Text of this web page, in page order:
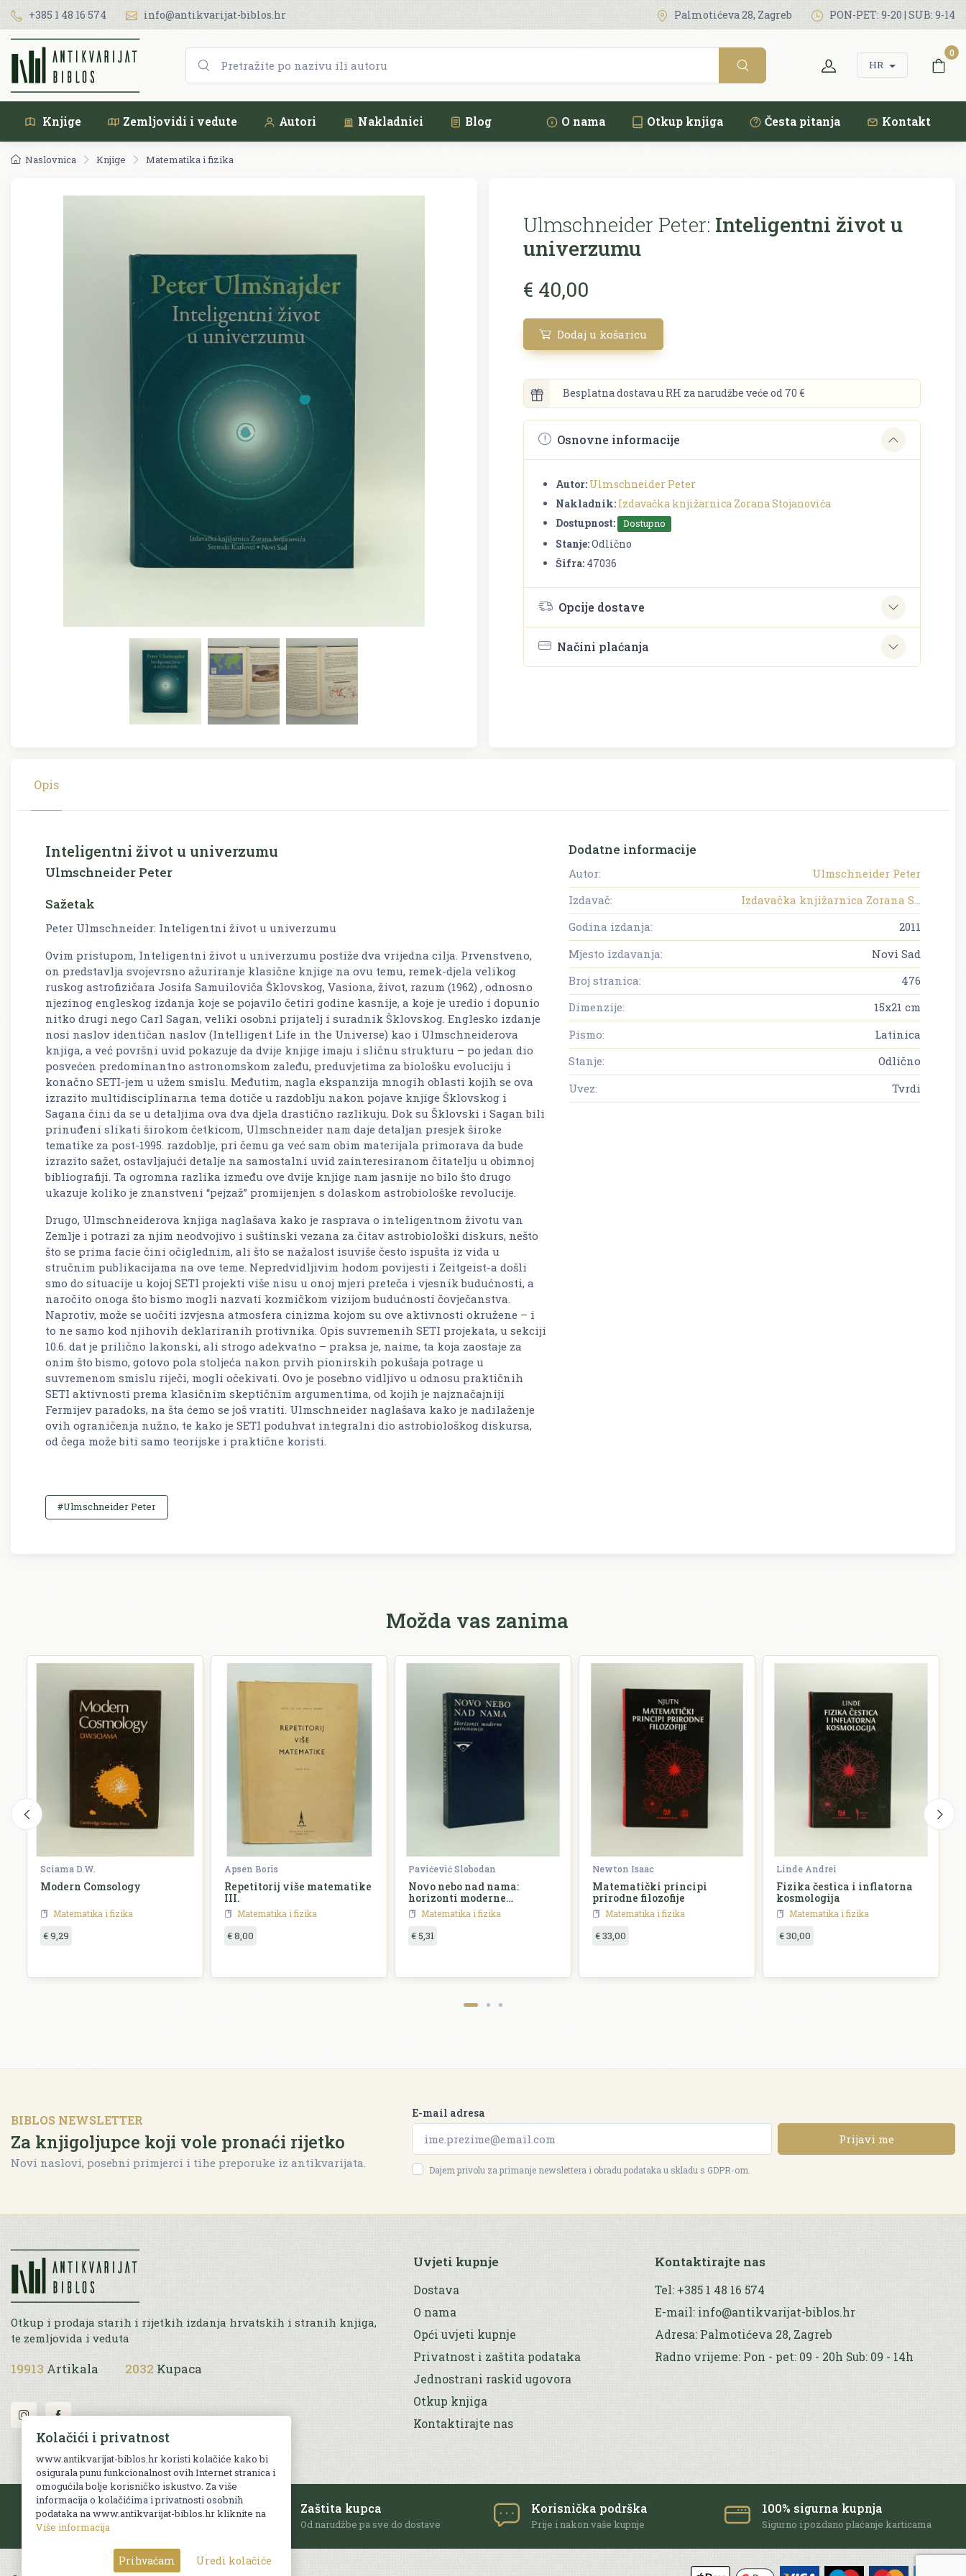
+385 1 48 16 574 info@antikvarijat-biblos.hr Palmotićeva 28, Zagreb PON-PET: 9-20 | SUB: 9-14
HR
0
Knjige Zemljovidi i vedute Autori Nakladnici Blog O nama Otkup knjiga Česta pitanja Kontakt
Naslovnica Knjige Matematika i fizika
Ulmschneider Peter: Inteligentni život u
univerzumu
€ 40,00
Dodaj u košaricu
Besplatna dostava u RH za narudžbe veće od 70 €
Osnovne informacije
Autor: Ulmschneider Peter
Nakladnik: Izdavačka knjižarnica Zorana Stojanovića
Dostupnost:
Dostupno
Stanje:Odlično
Šifra: 47036
Opcije dostave
Načini plaćanja
Opis
Inteligentni život u univerzumu
Ulmschneider Peter
Sažetak
Peter Ulmschneider: Inteligentni život u univerzumu
Ovim pristupom, Inteligentni život u univerzumu postiže dva vrijedna cilja. Prvenstveno,
on predstavlja svojevrsno ažuriranje klasične knjige na ovu temu, remek-djela velikog
ruskog astrofizičara Josifa Samuiloviča Šklovskog, Vasiona, život, razum (1962) , odnosno
njezinog engleskog izdanja koje se pojavilo četiri godine kasnije, a koje je uredio i dopunio
nitko drugi nego Carl Sagan, veliki osobni prijatelj i suradnik Šklovskog. Englesko izdanje
nosi naslov identičan naslov (Intelligent Life in the Universe) kao i Ulmschneiderova
knjiga, a već površni uvid pokazuje da dvije knjige imaju i sličnu strukturu – po jedan dio
posvećen predominantno astronomskom zaleđu, preduvjetima za biološku evoluciju i
konačno SETI-jem u užem smislu. Međutim, nagla ekspanzija mnogih oblasti kojih se ova
izrazito multidisciplinarna tema dotiče u razdoblju nakon pojave knjige Šklovskog i
Sagana čini da se u detaljima ova dva djela drastično razlikuju. Dok su Šklovski i Sagan bili
prinuđeni slikati širokom četkicom, Ulmschneider nam daje detaljan presjek široke
tematike za post-1995. razdoblje, pri čemu ga već sam obim materijala primorava da bude
izrazito sažet, ostavljajući detalje na samostalni uvid zainteresiranom čitatelju u obimnoj
bibliografiji. Ta ogromna razlika između ove dvije knjige nam jasnije no bilo što drugo
ukazuje koliko je znanstveni “pejzaž” promijenjen s dolaskom astrobiološke revolucije.
Drugo, Ulmschneiderova knjiga naglašava kako je rasprava o inteligentnom životu van
Zemlje i potrazi za njim neodvojivo i suštinski vezana za čitav astrobiološki diskurs, nešto
što se prima facie čini očiglednim, ali što se nažalost isuviše često ispušta iz vida u
stručnim publikacijama na ove teme. Nepredvidljivim hodom povijesti i Zeitgeist-a došli
smo do situacije u kojoj SETI projekti više nisu u onoj mjeri preteča i vjesnik budućnosti, a
naročito onoga što bismo mogli nazvati kozmičkom vizijom budućnosti čovječanstva.
Naprotiv, može se uočiti izvjesna atmosfera cinizma kojom su ove aktivnosti okružene – i
to ne samo kod njihovih deklariranih protivnika. Opis suvremenih SETI projekata, u sekciji
10.6. dat je prilično lakonski, ali strogo adekvatno – praksa je, naime, ta koja zaostaje za
onim što bismo, gotovo pola stoljeća nakon prvih pionirskih pokušaja potrage u
suvremenom smislu riječi, mogli očekivati. Ovo je posebno vidljivo u odnosu praktičnih
SETI aktivnosti prema klasičnim skeptičnim argumentima, od kojih je najznačajniji
Fermijev paradoks, na šta ćemo se još vratiti. Ulmschneider naglašava kako je nadilaženje
ovih ograničenja nužno, te kako je SETI poduhvat integralni dio astrobiološkog diskursa,
od čega može biti samo teorijske i praktične koristi.
#Ulmschneider Peter
Dodatne informacije
Autor:
Ulmschneider Peter
Izdavač:
Izdavačka knjižarnica Zorana S...
Godina izdanja:
2011
Mjesto izdavanja:
Novi Sad
Broj stranica:
476
Dimenzije:
15x21 cm
Pismo:
Latinica
Stanje:
Odlično
Uvez:
Tvrdi
Možda vas zanima
Sciama D.W.
Modern Comsology
Matematika i fizika
€ 9,29
Apsen Boris
Repetitorij više matematike
III.
Matematika i fizika
€ 8,00
Pavićević Slobodan
Novo nebo nad nama:
horizonti moderne
astronomije
Matematika i fizika
€ 5,31
Newton Isaac
Matematički principi
prirodne filozofije
Matematika i fizika
€ 33,00
Linde Andrei
Fizika čestica i inflatorna
kosmologija
Matematika i fizika
€ 30,00
BIBLOS NEWSLETTER
Za knjigoljupce koji vole pronaći rijetko
Novi naslovi, posebni primjerci i tihe preporuke iz antikvarijata.
E-mail adresa
Prijavi me
Dajem privolu za primanje newslettera i obradu podataka u skladu s GDPR-om.
Otkup i prodaja starih i rijetkih izdanja hrvatskih i stranih knjiga,
te zemljovida i veduta
19913 Artikala 2032 Kupaca
Uvjeti kupnje
Dostava
O nama
Opći uvjeti kupnje
Privatnost i zaštita podataka
Jednostrani raskid ugovora
Otkup knjiga
Kontaktirajte nas
Kontaktirajte nas
Tel: +385 1 48 16 574
E-mail: info@antikvarijat-biblos.hr
Adresa: Palmotićeva 28, Zagreb
Radno vrijeme: Pon - pet: 09 - 20h Sub: 09 - 14h
Besplatna dostava
Za sve narudžbe u RH iznad 70 EUR.
Zaštita kupca
Od narudžbe pa sve do dostave
Korisnička podrška
Prije i nakon vaše kupnje
100% sigurna kupnja
Sigurno i pozdano plaćanje karticama
Kolačići i privatnost
www.antikvarijat-biblos.hr koristi kolačiće kako bi
osigurala punu funkcionalnost ovih Internet stranica i
omogućila bolje korisničko iskustvo. Za više
informacija o kolačićima i privatnosti osobnih
podataka na www.antikvarijat-biblos.hr kliknite na
Više informacija
Prihvaćam Uredi kolačiće